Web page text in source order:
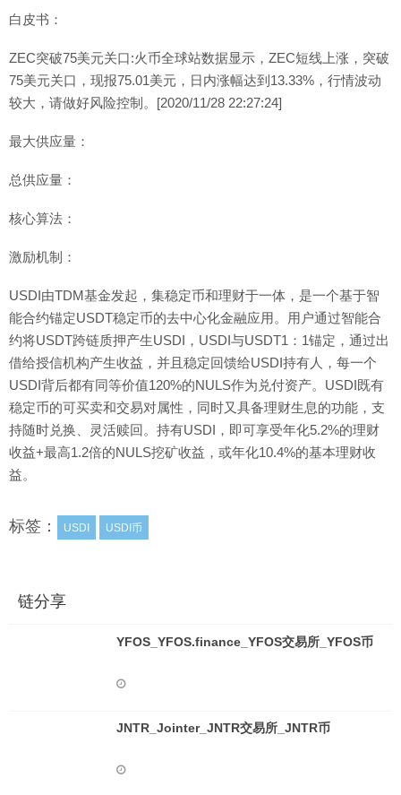
白皮书：
ZEC突破75美元关口:火币全球站数据显示，ZEC短线上涨，突破
75美元关口，现报75.01美元，日内涨幅达到13.33%，行情波动
较大，请做好风险控制。[2020/11/28 22:27:24]
最大供应量：
总供应量：
核心算法：
激励机制：
USDI由TDM基金发起，集稳定币和理财于一体，是一个基于智
能合约锚定USDT稳定币的去中心化金融应用。用户通过智能合
约将USDT跨链质押产生USDI，USDI与USDT1：1锚定，通过出
借给授信机构产生收益，并且稳定回馈给USDI持有人，每一个
USDI背后都有同等价值120%的NULS作为兑付资产。USDI既有
稳定币的可买卖和交易对属性，同时又具备理财生息的功能，支
持随时兑换、灵活赎回。持有USDI，即可享受年化5.2%的理财
收益+最高1.2倍的NULS挖矿收益，或年化10.4%的基本理财收
益。
标签： USDI USDI币
链分享
YFOS_YFOS.finance_YFOS交易所_YFOS币
JNTR_Jointer_JNTR交易所_JNTR币